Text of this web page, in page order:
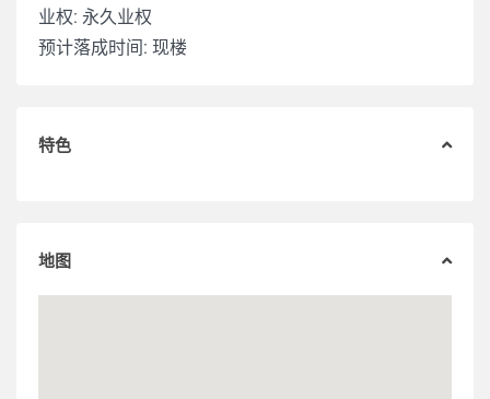
业权: 永久业权
预计落成时间: 现楼
特色
地图